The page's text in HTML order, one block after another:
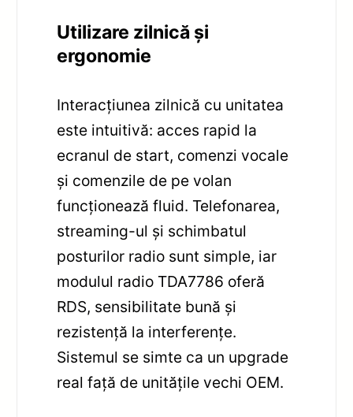
Utilizare zilnică și
ergonomie
Interacțiunea zilnică cu unitatea
este intuitivă: acces rapid la
ecranul de start, comenzi vocale
și comenzile de pe volan
funcționează fluid. Telefonarea,
streaming-ul și schimbatul
posturilor radio sunt simple, iar
modulul radio TDA7786 oferă
RDS, sensibilitate bună și
rezistență la interferențe.
Sistemul se simte ca un upgrade
real față de unitățile vechi OEM.